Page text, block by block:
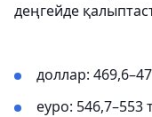
деңгейде
доллар:
еуро: 546,7–553